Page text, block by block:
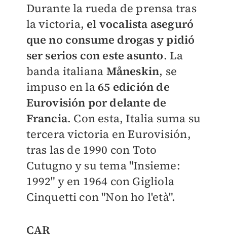
Durante la rueda de prensa tras
la victoria, el vocalista aseguró
que no consume drogas y pidió
ser serios con este asunto. La
banda italiana Måneskin, se
impuso en la65 edición de
Eurovisión por delante de
Francia. Con esta, Italia suma su
tercera victoria en Eurovisión,
tras las de 1990 con Toto
Cutugno y su tema "Insieme:
1992" y en 1964 con Gigliola
Cinquetti con "Non ho l'età".
CAR